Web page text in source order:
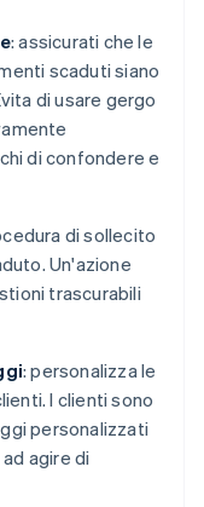
: assicurati che le
scaduti siano
di usare gergo
di confondere e
di sollecito
Un'azione
trascurabili
: personalizza le
I clienti sono
personalizzati
agire di